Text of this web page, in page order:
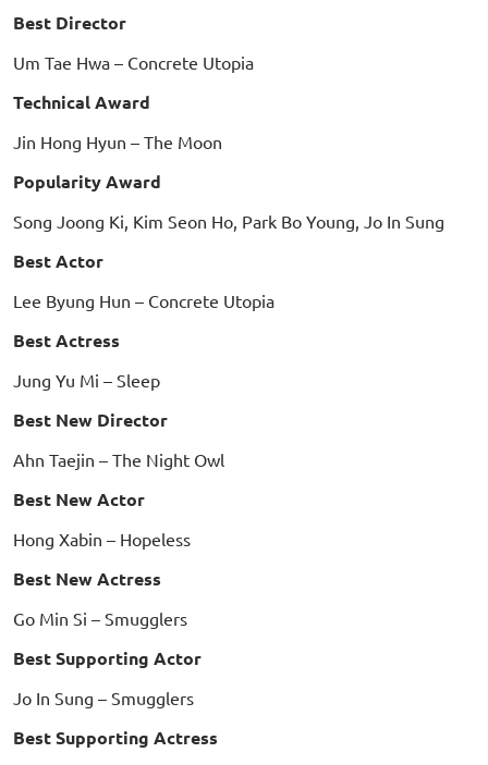
Best Director
Um Tae Hwa – Concrete Utopia
Technical Award
Jin Hong Hyun – The Moon
Popularity Award
Song Joong Ki, Kim Seon Ho, Park Bo Young, Jo In Sung
Best Actor
Lee Byung Hun – Concrete Utopia
Best Actress
Jung Yu Mi – Sleep
Best New Director
Ahn Taejin – The Night Owl
Best New Actor
Hong Xabin – Hopeless
Best New Actress
Go Min Si – Smugglers
Best Supporting Actor
Jo In Sung – Smugglers
Best Supporting Actress